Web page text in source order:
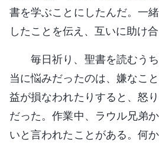
書を学ぶことにしたんだ。一
したことを伝え、互いに助け合
毎日祈り、聖書を読むう
当に悩みだったのは、嫌なこ
益が損なわれたりすると、怒
だった。作業中、ラウル兄弟
いと言われたことがある。何